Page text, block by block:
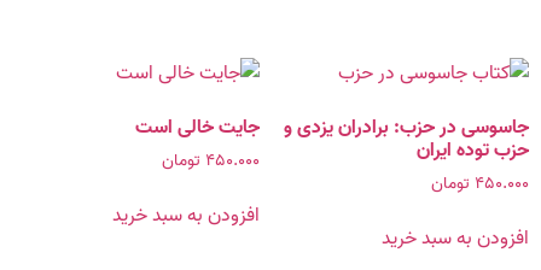
جاسوسی در حزب: برادران ‌یزدی‌ و
حزب‌ توده ایران
۴۵۰.۰۰۰ تومان
افزودن به سبد خرید
جایت خالی است
۴۵۰.۰۰۰ تومان
افزودن به سبد خرید